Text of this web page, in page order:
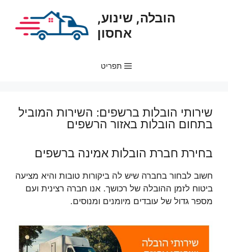
הובלה, שינוע,
אחסון
תפריט
שירותי הובלות ברשפים: השירות המוביל
בתחום הובלות באזור הרשפים
בחירת חברת הובלות אמינה ברשפים
חשוב לבחור בחברה שיש לה ביקורות טובות והיא מציעה
ביטוח לזמן ההובלה של רכושך. אנו חברה רצינית ועם
מספר גדול של עובדים מיומנים ומנוסים.